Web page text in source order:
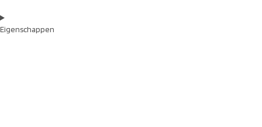
Eigenschappen